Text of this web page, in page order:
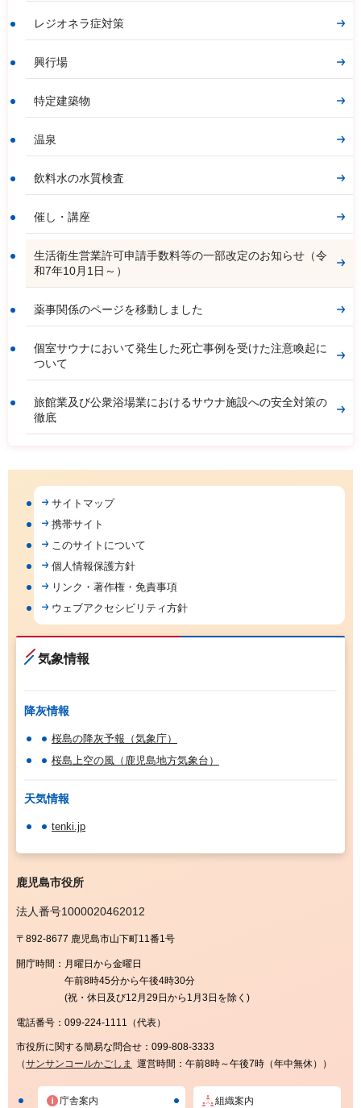
レジオネラ症対策
興行場
特定建築物
温泉
飲料水の水質検査
催し・講座
生活衛生営業許可申請手数料等の一部改定のお知らせ（令
和7年10月1日～）
薬事関係のページを移動しました
個室サウナにおいて発生した死亡事例を受けた注意喚起に
ついて
旅館業及び公衆浴場業におけるサウナ施設への安全対策の
徹底
サイトマップ
携帯サイト
このサイトについて
個人情報保護方針
リンク・著作権・免責事項
ウェブアクセシビリティ方針
気象情報
降灰情報
桜島の降灰予報（気象庁）
桜島上空の風（鹿児島地方気象台）
天気情報
tenki.jp
鹿児島市役所
法人番号1000020462012
〒892-8677 鹿児島市山下町11番1号
開庁時間： 月曜日から金曜日
午前8時45分から午後4時30分
(祝・休日及び12月29日から1月3日を除く)
電話番号： 099-224-1111（代表）
市役所に関する簡易な問合せ： 099-808-3333
（サンサンコールかごしま 運営時間：午前8時～午後7時（年中無休））
庁舎案内 組織案内